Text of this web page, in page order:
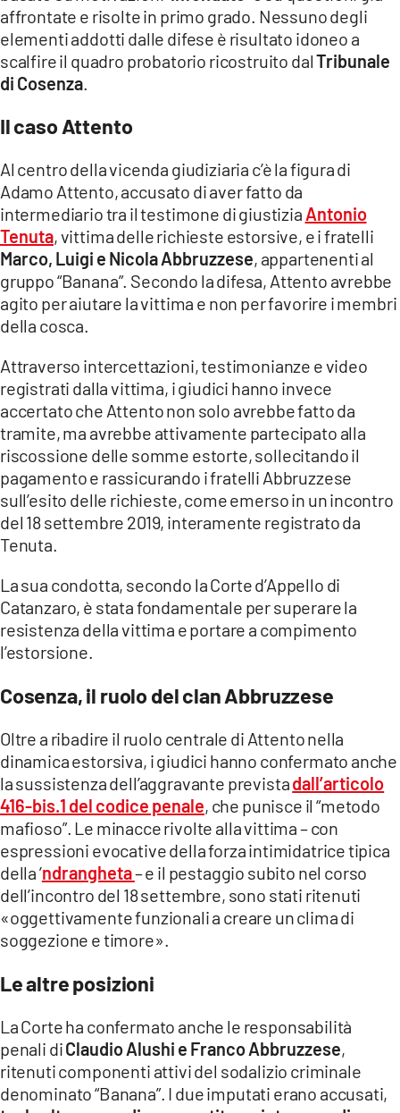
LACAPITALENEWS.IT
App
ANDROID
APPLE
affrontate e risolte in primo grado. Nessuno degli
elementi addotti dalle difese è risultato idoneo a
scalfire il quadro probatorio ricostruito dalTribunale
di Cosenza
Il caso Attento
Al centro della vicenda giudiziaria c’è la figura di
Adamo Attento, accusato di aver fatto da
intermediario tra il testimone di giustizia Antonio
Tenuta, vittima delle richieste estorsive, e i fratelli
Marco, Luigi e Nicola Abbruzzese, appartenenti al
gruppo “Banana”. Secondo la difesa, Attento avrebbe
agito per aiutare la vittima e non per favorire i membri
della cosca.
Attraverso intercettazioni, testimonianze e video
registrati dalla vittima, i giudici hanno invece
accertato che Attento non solo avrebbe fatto da
tramite, ma avrebbe attivamente partecipato alla
riscossione delle somme estorte, sollecitando il
pagamento e rassicurando i fratelli Abbruzzese
sull’esito delle richieste, come emerso in un incontro
del 18 settembre 2019, interamente registrato da
Tenuta.
La sua condotta, secondo la Corte d’Appello di
Catanzaro, è stata fondamentale per superare la
resistenza della vittima e portare a compimento
l’estorsione.
Cosenza, il ruolo del clan Abbruzzese
Oltre a ribadire il ruolo centrale di Attento nella
dinamica estorsiva, i giudici hanno confermato anche
la sussistenza dell’aggravante previstadall’articolo
416-bis.1 del codice penale, che punisce il “metodo
mafioso”. Le minacce rivolte alla vittima – con
espressioni evocative della forza intimidatrice tipica
della ’ndrangheta– e il pestaggio subito nel corso
dell’incontro del 18 settembre, sono stati ritenuti
«oggettivamente funzionali a creare un clima di
soggezione e timore».
Le altre posizioni
La Corte ha confermato anche le responsabilità
penali diClaudio Alushi e Franco Abbruzzese,
ritenuti componenti attivi del sodalizio criminale
denominato “Banana”. I due imputati erano accusati,